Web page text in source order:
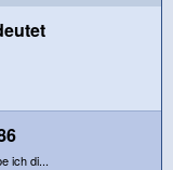
ich di...